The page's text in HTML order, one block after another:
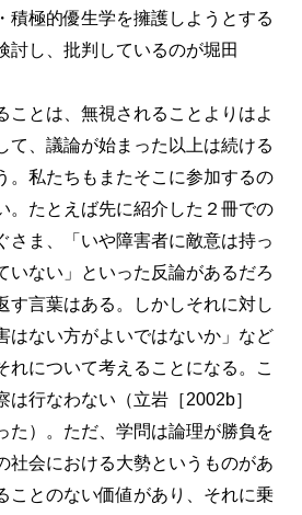
積極的優生学を擁護しようとする
討し、批判しているのが堀田
とは、無視されることよりはよ
て、議論が始まった以上は続ける
。私たちもまたそこに参加するの
。たとえば先に紹介した２冊での
さま、「いや障害者に敵意は持っ
いない」といった反論があるだろ
す言葉はある。しかしそれに対し
はない方がよいではないか」など
れについて考えることになる。こ
は行なわない（立岩［2002b］
た）。ただ、学問は論理が勝負を
社会における大勢というものがあ
ことのない価値があり、それに乗